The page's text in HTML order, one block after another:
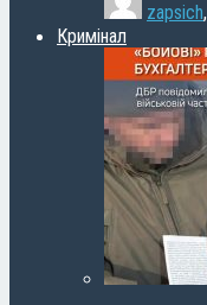
zapsich,
Кримінал